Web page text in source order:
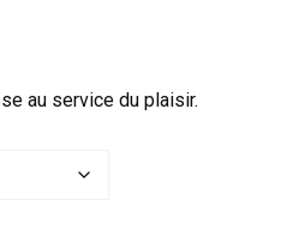
au service du plaisir.